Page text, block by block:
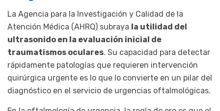
La Agencia para la Investigación y Calidad de la
Atención Médica (AHRQ) subraya la utilidad del
ultrasonido en la evaluación inicial de
traumatismos oculares. Su capacidad para detectar
rápidamente patologías que requieren intervención
quirúrgica urgente es lo que lo convierte en un pilar del
diagnóstico en el servicio de urgencias oftalmológicas.